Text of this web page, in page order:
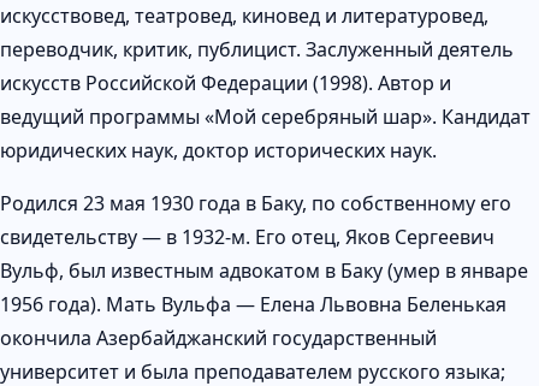
искусствовед, театровед, киновед и литературовед,
переводчик, критик, публицист. Заслуженный деятель
искусств Российской Федерации (1998). Автор и
ведущий программы «Мой серебряный шар». Кандидат
юридических наук, доктор исторических наук.
Родился 23 мая 1930 года в Баку, по собственному его
свидетельству — в 1932-м. Его отец, Яков Сергеевич
Вульф, был известным адвокатом в Баку (умер в январе
1956 года). Мать Вульфа — Елена Львовна Беленькая
окончила Азербайджанский государственный
университет и была преподавателем русского языка;